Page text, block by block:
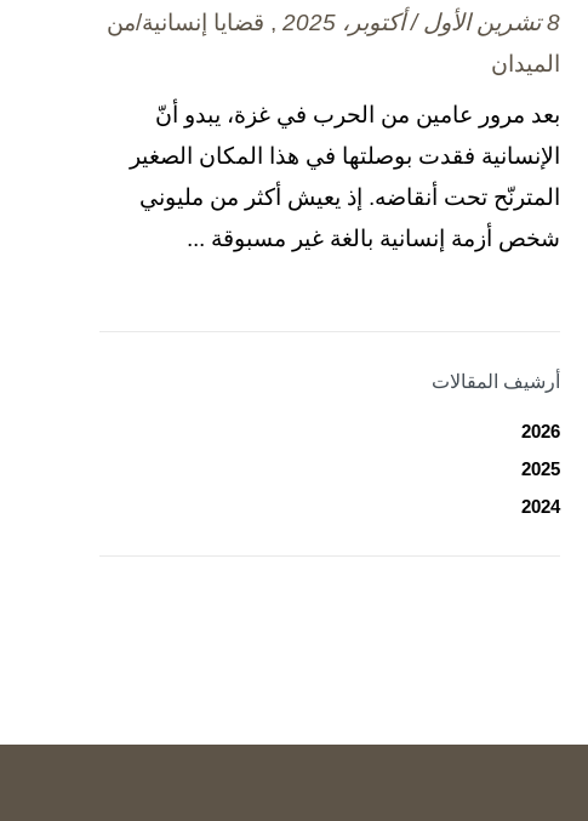
8 تشرين الأول / أكتوبر، 2025
, قضايا إنسانية/من
الميدان
بعد مرور عامين من الحرب في غزة، يبدو أنّ
الإنسانية فقدت بوصلتها في هذا المكان الصغير
المترنّح تحت أنقاضه. إذ يعيش أكثر من مليوني
شخص أزمة إنسانية بالغة غير مسبوقة ...
أرشيف المقالات
2026
2025
2024